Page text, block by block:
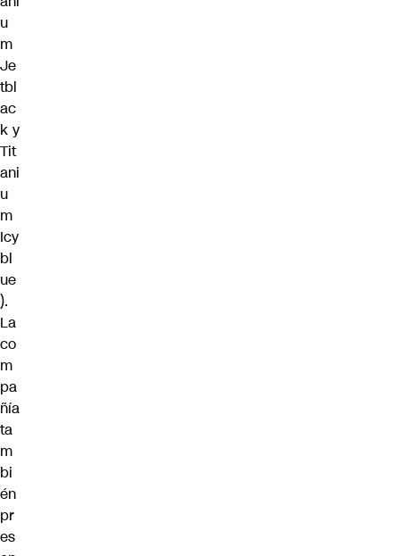
u
m
Je
tbl
ac
k y
Tit
ani
u
m
Icy
bl
ue
).
La
co
m
pa
ñía
ta
m
bi
én
pr
es